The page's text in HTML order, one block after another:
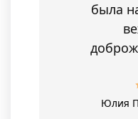
была
Юлия